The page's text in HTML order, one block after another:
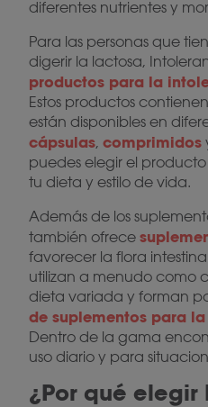
diferentes nutrientes y
Para las personas que
digerir la lactosa,
productos para la
Estos productos
están disponibles en
cápsulas, comprimidos
puedes elegir el
tu dieta y estilo de vida.
Además de los
también ofrece
favorecer la flora
utilizan a menudo como
dieta variada y forman
de suplementos para
Dentro de la gama
uso diario y para
¿Por qué elegir